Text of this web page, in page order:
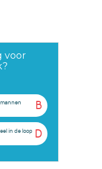
voor
B
D
in de loop